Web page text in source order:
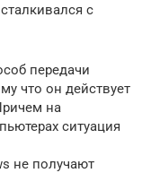
с
передачи
что он действует
на
ситуация
не получают